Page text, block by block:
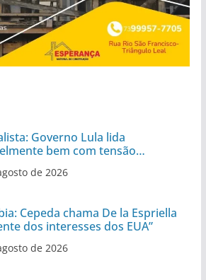
Governo Lula lida
bem com tensão
de 2026
Cepeda chama De la Espriella
dos interesses dos EUA”
de 2026